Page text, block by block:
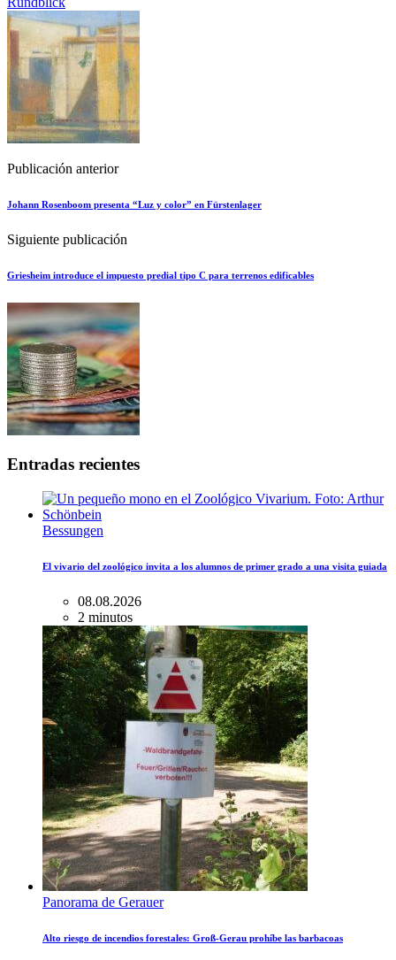
Publicación anterior
Johann Rosenboom presenta “Luz y color” en Fürstenlager
Siguiente publicación
Griesheim introduce el impuesto predial tipo C para terrenos edificables
Entradas recientes
Bessungen
El vivario del zoológico invita a los alumnos de primer grado a una visita guiada
08.08.2026
2 minutos
Panorama de Gerauer
Alto riesgo de incendios forestales: Groß-Gerau prohíbe las barbacoas